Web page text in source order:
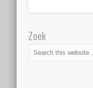
Zoek